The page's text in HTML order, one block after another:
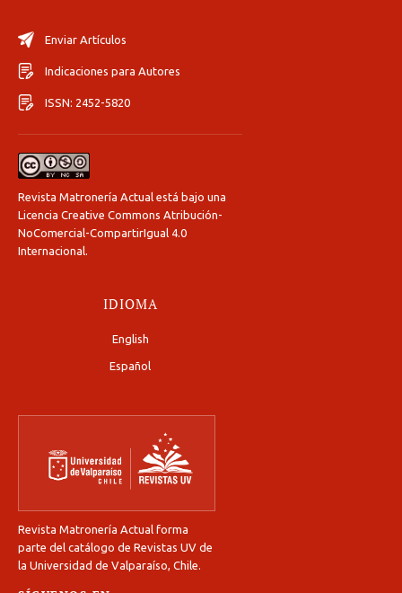
Enviar Artículos
Indicaciones para Autores
ISSN: 2452-5820
Revista Matronería Actual está bajo una
Licencia Creative Commons Atribución-
NoComercial-CompartirIgual 4.0
Internacional
IDIOMA
English
Español
Revista Matronería Actual forma
parte del catálogo de Revistas UV de
la Universidad de Valparaíso, Chile.